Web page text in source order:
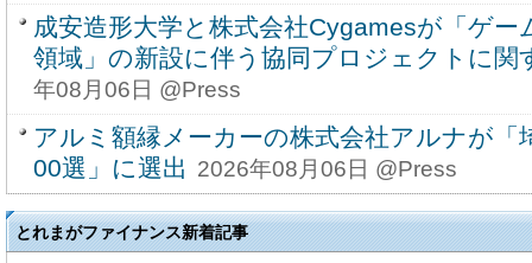
成安造形大学と株式会社Cygamesが「ゲ
領域」の新設に伴う協同プロジェクトに関
年08月06日 @Press
アルミ額縁メーカーの株式会社アルナが「
00選」に選出 2026年08月06日 @Press
とれまがファイナンス新着記事